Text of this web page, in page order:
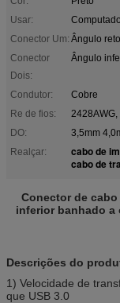
Usar:
Conector Um: Ângulo
Conector
Dois:
Ângulo
Condutor:
Cobre
Re de fios:
DO:
3,5mm
Realçar:
cabo de
cabo de
Conector de cabo
inferior banhado a
Descrições do
1) Velocidade de
que USB 3.0